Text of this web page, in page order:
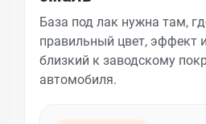
База под лак нужна там,
правильный цвет, эффект
близкий к заводскому
автомобиля.